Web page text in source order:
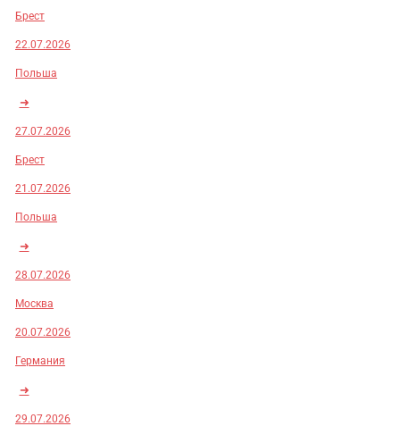
Брест
22.07.2026
Польша
➜
27.07.2026
Брест
21.07.2026
Польша
➜
28.07.2026
Москва
20.07.2026
Германия
➜
29.07.2026